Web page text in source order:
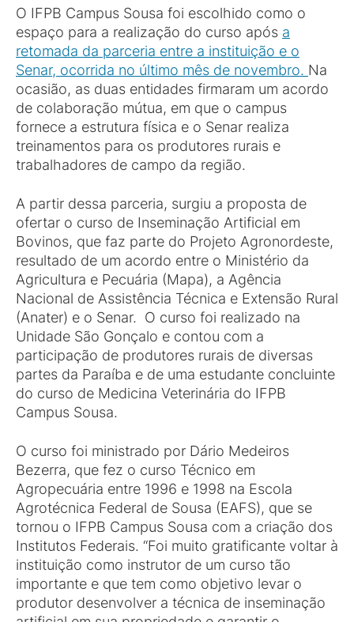
O IFPB Campus Sousa foi escolhido como o
espaço para a realização do curso após a
retomada da parceria entre a instituição e o
Senar, ocorrida no último mês de novembro. Na
ocasião, as duas entidades firmaram um acordo
de colaboração mútua, em que o campus
fornece a estrutura física e o Senar realiza
treinamentos para os produtores rurais e
trabalhadores de campo da região.
A partir dessa parceria, surgiu a proposta de
ofertar o curso de Inseminação Artificial em
Bovinos, que faz parte do Projeto Agronordeste,
resultado de um acordo entre o Ministério da
Agricultura e Pecuária (Mapa), a Agência
Nacional de Assistência Técnica e Extensão Rural
(Anater) e o Senar. O curso foi realizado na
Unidade São Gonçalo e contou com a
participação de produtores rurais de diversas
partes da Paraíba e de uma estudante concluinte
do curso de Medicina Veterinária do IFPB
Campus Sousa.
O curso foi ministrado por Dário Medeiros
Bezerra, que fez o curso Técnico em
Agropecuária entre 1996 e 1998 na Escola
Agrotécnica Federal de Sousa (EAFS), que se
tornou o IFPB Campus Sousa com a criação dos
Institutos Federais. “Foi muito gratificante voltar à
instituição como instrutor de um curso tão
importante e que tem como objetivo levar o
produtor desenvolver a técnica de inseminação